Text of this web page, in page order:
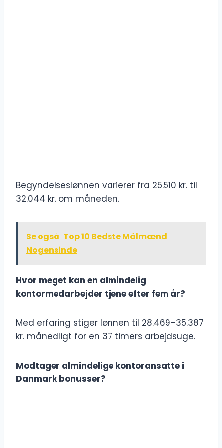
Begyndelseslønnen varierer fra 25.510 kr. til
32.044 kr. om måneden.
Se også Top 10 Bedste Målmænd
Nogensinde
Hvor meget kan en almindelig
kontormedarbejder tjene efter fem år?
Med erfaring stiger lønnen til 28.469–35.387
kr. månedligt for en 37 timers arbejdsuge.
Modtager almindelige kontoransatte i
Danmark bonusser?